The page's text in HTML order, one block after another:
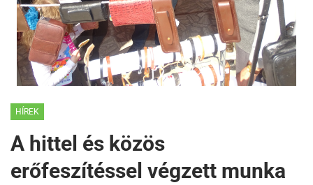
HÍREK
A hittel és közös
erőfeszítéssel végzett munka